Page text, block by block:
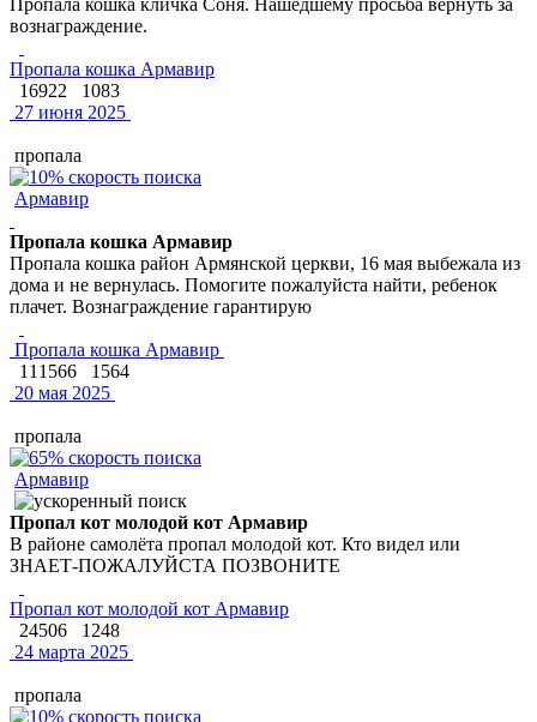
вознаграждение.
Пропала кошка Армавир
16922
1083
27 июня 2025
пропала
Армавир
Пропала кошка Армавир
Пропала кошка район Армянской церкви, 16 мая выбежала из
дома и не вернулась. Помогите пожалуйста найти, ребенок
плачет. Вознаграждение гарантирую
Пропала кошка Армавир
111566
1564
20 мая 2025
пропала
Армавир
Пропал кот молодой кот Армавир
В районе самолёта пропал молодой кот. Кто видел или
ЗНАЕТ-ПОЖАЛУЙСТА ПОЗВОНИТЕ
Пропал кот молодой кот Армавир
24506
1248
24 марта 2025
пропала